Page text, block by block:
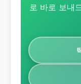
로 바로 보내